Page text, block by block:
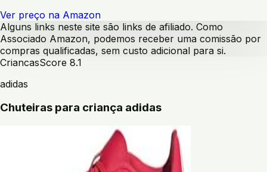
Ver preço na Amazon
Alguns links neste site são links de afiliado. Como
Associado Amazon, podemos receber uma comissão por
compras qualificadas, sem custo adicional para si.
CriancasScore 8.1
adidas
Chuteiras para criança adidas